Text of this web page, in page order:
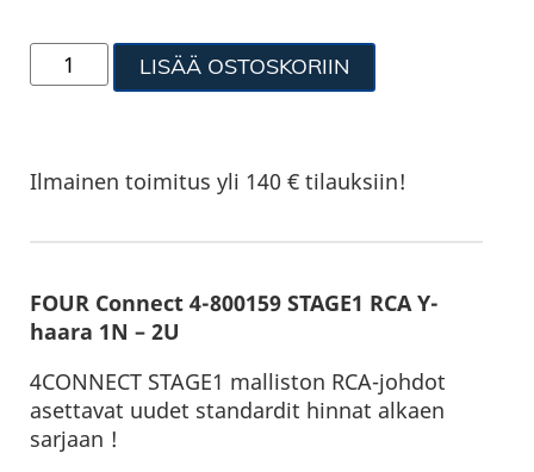
LISÄÄ OSTOSKORIIN
Ilmainen toimitus yli 140 € tilauksiin!
FOUR Connect 4-800159 STAGE1 RCA Y-
haara 1N – 2U
4CONNECT STAGE1 malliston RCA-johdot
asettavat uudet standardit hinnat alkaen
sarjaan !